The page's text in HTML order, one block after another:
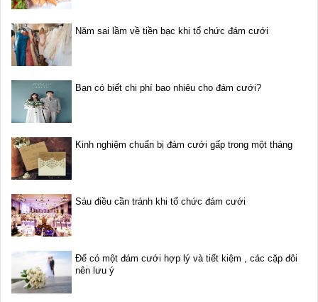
Năm sai lầm về tiền bạc khi tổ chức đám cưới
Bạn có biết chi phí bao nhiêu cho đám cưới?
Kinh nghiệm chuẩn bị đám cưới gấp trong một tháng
Sáu điều cần tránh khi tổ chức đám cưới
Để có một đám cưới hợp lý và tiết kiệm , các cặp đôi
nên lưu ý